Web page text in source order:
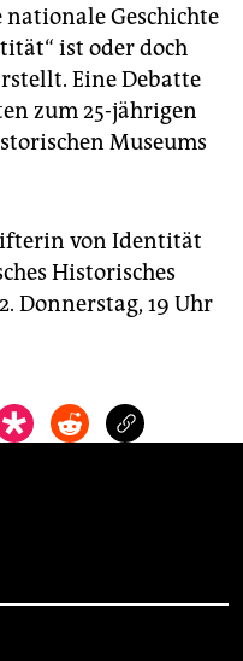
Geschichte
ist oder doch
Eine Debatte
zum 25-jährigen
Museums
von Identität
Historisches
Donnerstag, 19 Uhr